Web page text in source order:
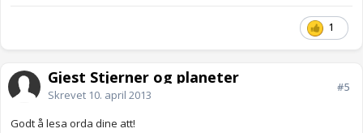
1
Gjest Stjerner og planeter
Skrevet 10. april 2013
#5
Godt å lesa orda dine att!